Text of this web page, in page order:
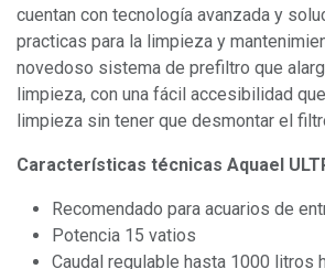
cuentan con tecnología avanzada y
practicas para la limpieza y
novedoso sistema de prefiltro que
limpieza, con una fácil accesibilidad
limpieza sin tener que desmontar el
Características técnicas Aquael
Recomendado para acuarios de
Potencia 15 vatios
Caudal regulable hasta 1000 litros